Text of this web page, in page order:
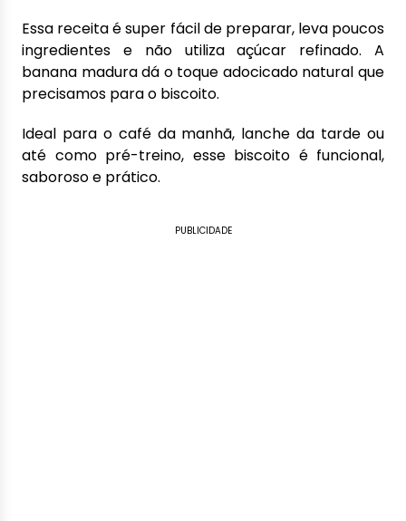
Essa receita é super fácil de preparar, leva poucos
ingredientes e não utiliza açúcar refinado. A
banana madura dá o toque adocicado natural que
precisamos para o biscoito.
Ideal para o café da manhã, lanche da tarde ou
até como pré-treino, esse biscoito é funcional,
saboroso e prático.
PUBLICIDADE